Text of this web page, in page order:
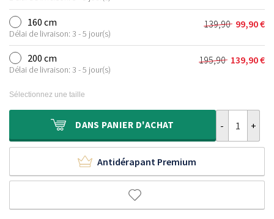
prix
initial
était :
99,90 €.
prix
actuel
est :
69,90 €.
160 cm
Délai de livraison: 3 - 5 jour(s)
139,90
Le
prix
initial
était :
99,90€
Le
prix
actuel
est :
200 cm
Délai de livraison: 3 - 5 jour(s)
195,90
Le
195,90 €.
139,90€
Le
139,90 €.
Sélectionnez une taille
DANS PANIER D'ACHAT
Antidérapant Premium